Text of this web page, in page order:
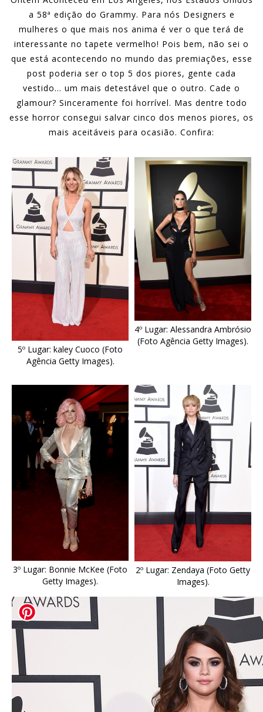
a 58ª edição do Grammy. Para nós Designers e
mulheres o que mais nos anima é ver o que terá de
interessante no tapete vermelho! Pois bem, não sei o
que está acontecendo no mundo das premiações, esse
post poderia ser o top 5 dos piores, gente cada
vestido… um mais detestável que o outro. Cade o
glamour? Sinceramente foi horrível. Mas dentre todo
esse horror consegui salvar cinco dos menos piores, os
mais aceitáveis para ocasião. Confira:
5º Lugar: kaley Cuoco (Foto
Agência Getty Images).
4º Lugar: Alessandra Ambrósio
(Foto Agência Getty Images).
3º Lugar: Bonnie McKee (Foto
Getty Images).
2º Lugar: Zendaya (Foto Getty
Images).